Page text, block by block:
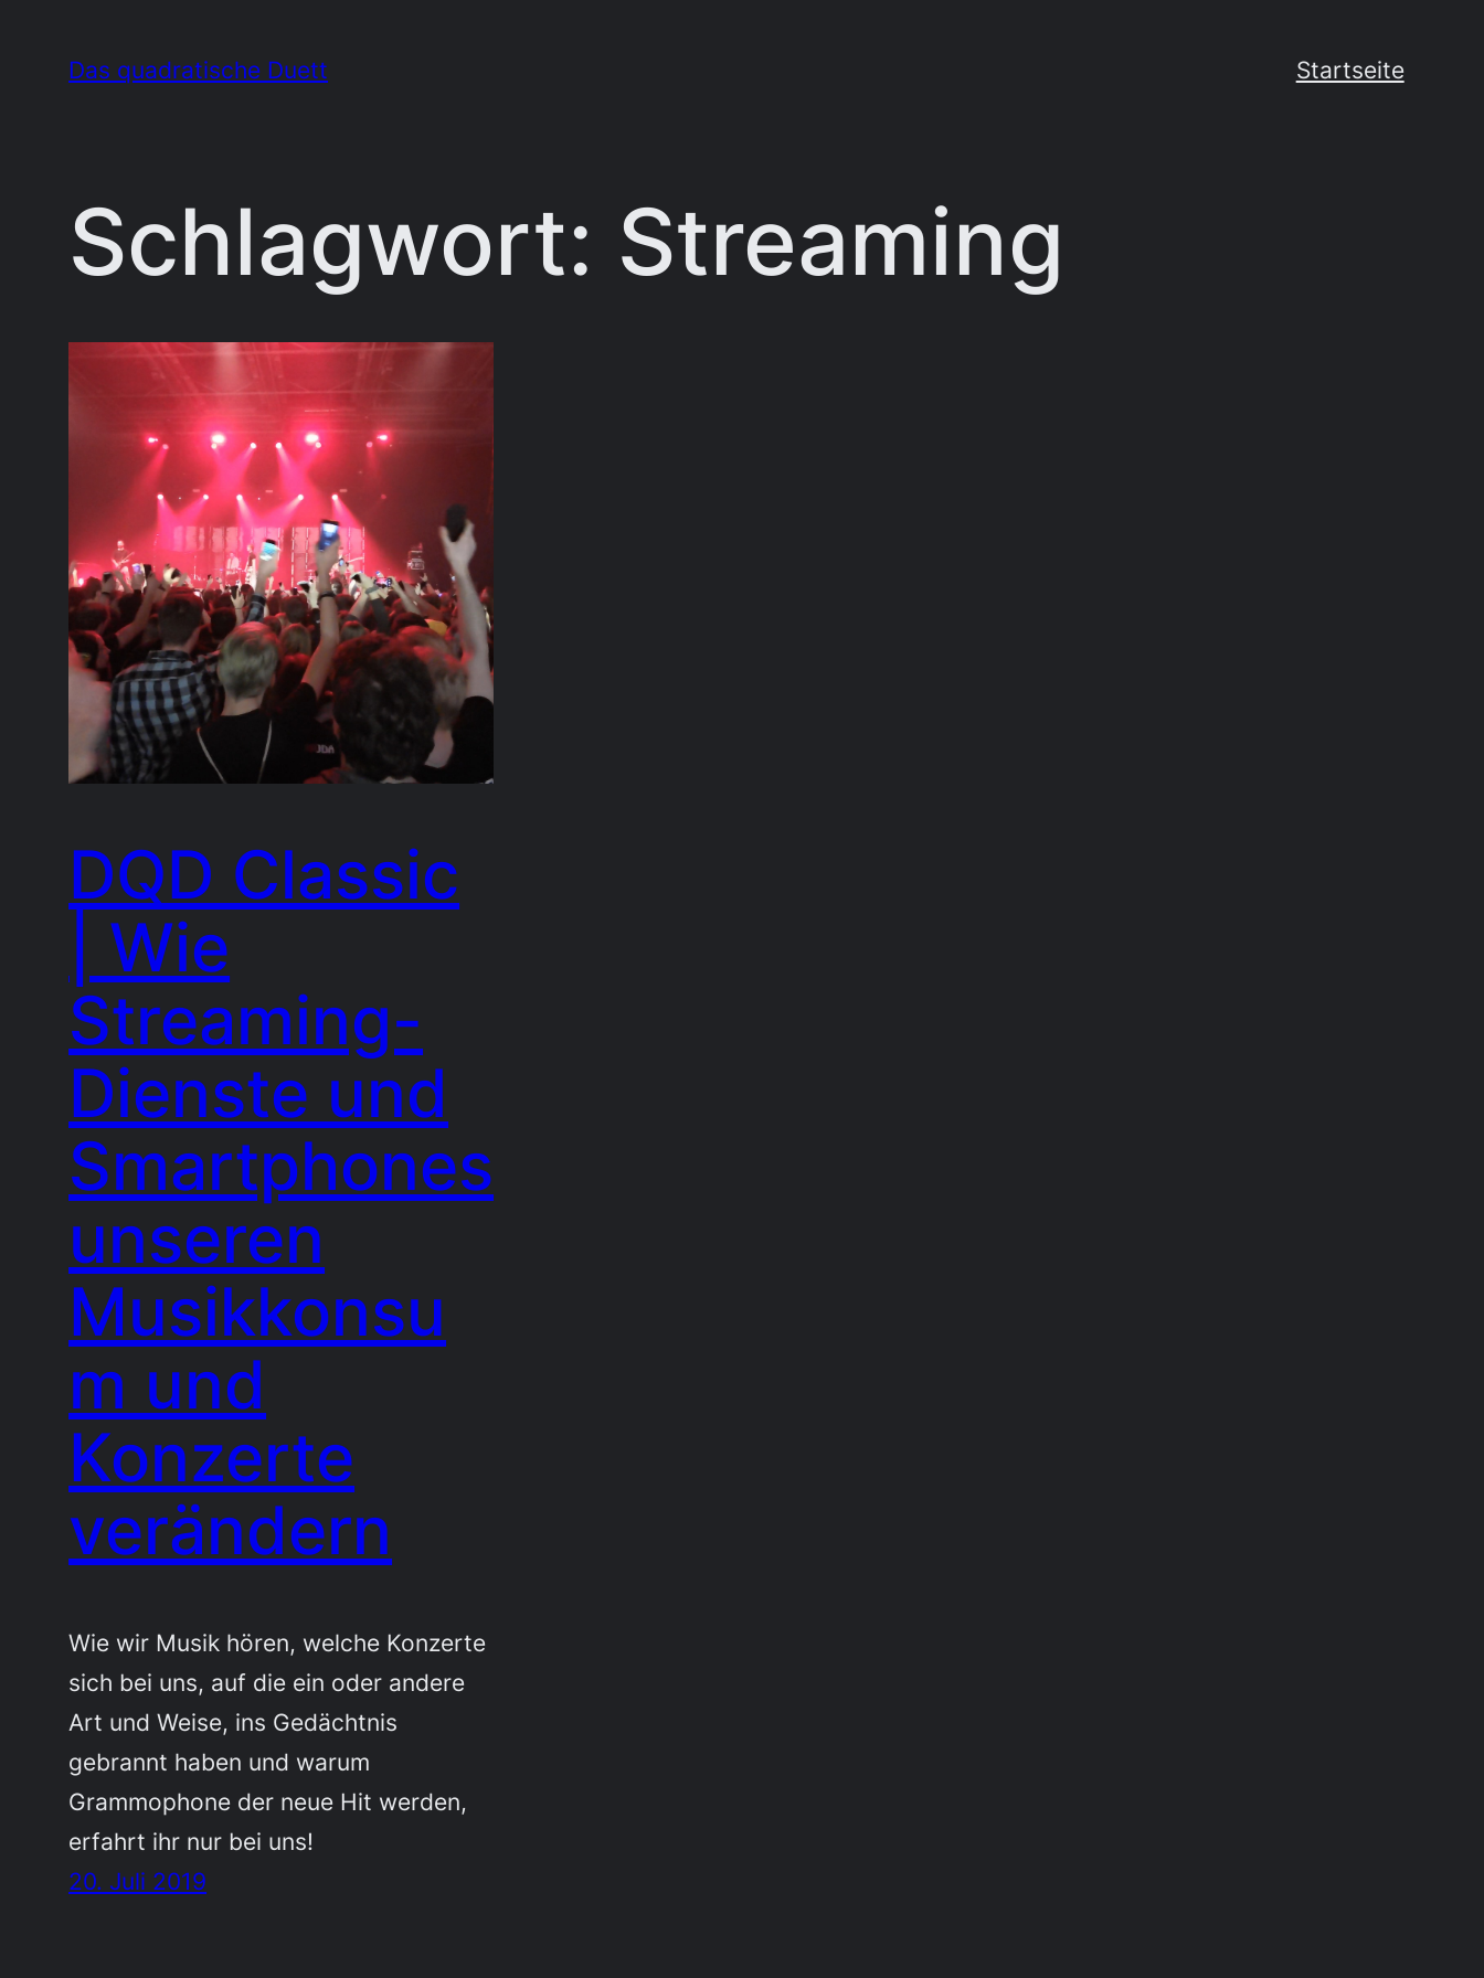
Das quadratische Duett Startseite
Schlagwort: Streaming
DQD Classic
| Wie
Streaming-
Dienste und
Smartphones
unseren
Musikkonsu
m und
Konzerte
verändern
Wie wir Musik hören, welche Konzerte
sich bei uns, auf die ein oder andere
Art und Weise, ins Gedächtnis
gebrannt haben und warum
Grammophone der neue Hit werden,
erfahrt ihr nur bei uns!
20. Juli 2019